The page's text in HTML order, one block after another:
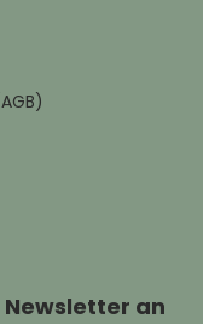
Newsletter an